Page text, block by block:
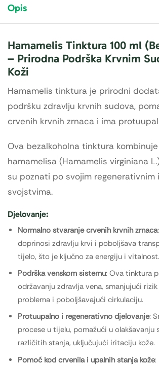
Opis
Hamamelis Tinktura 100 ml
– Prirodna Podrška Krvnim
Koži
Hamamelis tinktura je prirodni
podršku zdravlju krvnih sudova,
crvenih krvnih zrnaca i ima
Ova bezalkoholna tinktura
hamamelisa (Hamamelis virginiana
su poznati po svojim regenerativnim
svojstvima.
Djelovanje:
Normalno stvaranje crvenih krvnih zrnaca
doprinosi zdravlju krvi i poboljšava
tijelo, što je ključno za energiju i vitalnost.
Podrška venskom sistemu: Ova tinktura
održavanju zdravlja vena, smanjujući
problema i poboljšavajući cirkulaciju.
Protuupalno i regenerativno djelovanje:
procese u tijelu, pomažući u olakšavanju
različitih stanja, uključujući iritaciju kože.
Pomoć kod crvenila i upalnih stanja kože: